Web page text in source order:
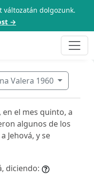
változatán dolgozunk.
→
Valera 1960
el mes quinto, a
algunos de los
Jehová, y se
diciendo: